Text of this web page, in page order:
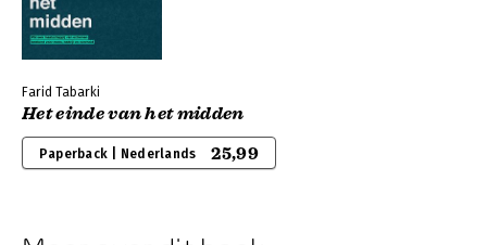
Farid Tabarki
Het einde van het midden
Paperback | Nederlands 25,99